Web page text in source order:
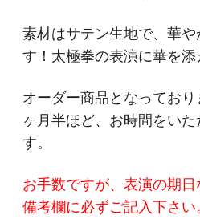
素材はサテン生地で、華
す！太極拳の表演に華を添
オーダー商品となってお
ヶ月半ほど、お時間をい
す。
お手数ですが、表演の期
備考欄に必ずご記入下さい